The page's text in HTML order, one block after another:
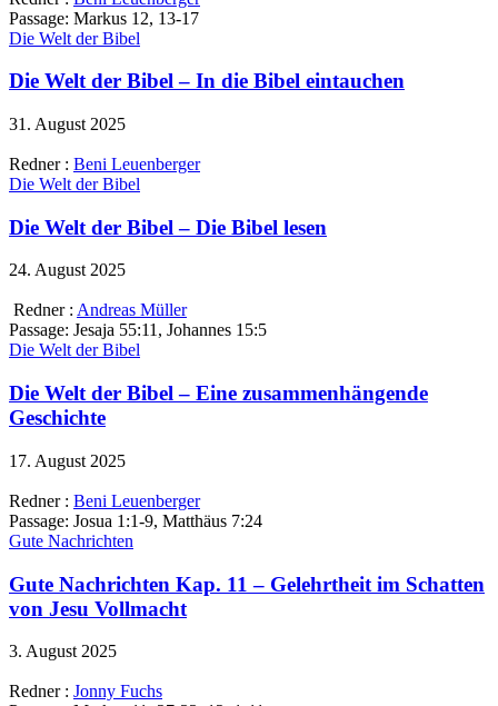
Passage: Markus 12, 13-17
Die Welt der Bibel
Die Welt der Bibel – In die Bibel eintauchen
31. August 2025
Redner : Beni Leuenberger
Die Welt der Bibel
Die Welt der Bibel – Die Bibel lesen
24. August 2025
Redner : Andreas Müller
Passage: Jesaja 55:11, Johannes 15:5
Die Welt der Bibel
Die Welt der Bibel – Eine zusammenhängende
Geschichte
17. August 2025
Redner : Beni Leuenberger
Passage: Josua 1:1-9, Matthäus 7:24
Gute Nachrichten
Gute Nachrichten Kap. 11 – Gelehrtheit im Schatten
von Jesu Vollmacht
3. August 2025
Redner : Jonny Fuchs